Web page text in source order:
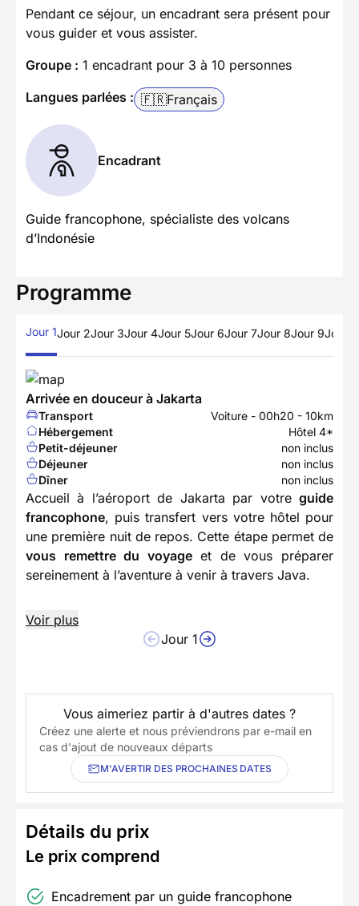
Pendant ce séjour, un encadrant sera présent pour
vous guider et vous assister.
Groupe : 1 encadrant pour 3 à 10 personnes
Langues parlées : 🇫🇷Français
Encadrant
Guide francophone, spécialiste des volcans
d’Indonésie
Programme
Jour 1Jour 2Jour 3Jour 4Jour 5Jour 6Jour 7Jour 8Jour 9Jour
Arrivée en douceur à Jakarta
Transport
Voiture - 00h20 - 10km
Hébergement
Hôtel 4*
Petit-déjeuner
non inclus
Déjeuner
non inclus
Dîner
non inclus
Accueil à l’aéroport de Jakarta par votre guide
francophone, puis transfert vers votre hôtel pour
une première nuit de repos. Cette étape permet de
vous remettre du voyageet de vous préparer
sereinement à l’aventure à venir à travers Java.
Voir plus
Jour 1
Vous aimeriez partir à d'autres dates ?
Créez une alerte et nous préviendrons par e-mail en
cas d'ajout de nouveaux départs
M'AVERTIR DES PROCHAINES DATES
Détails du prix
Le prix comprend
Encadrement par un guide francophone